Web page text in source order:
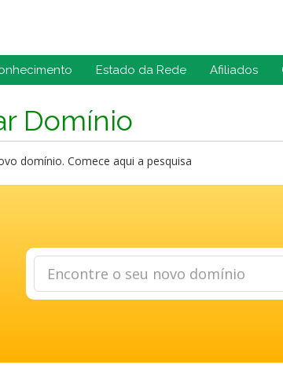
Estado da Rede Afiliados
Domínio
domínio. Comece aqui a pesquisa